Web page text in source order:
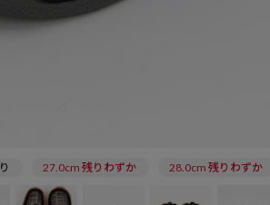
27.0cm 残りわずか 28.0cm 残りわずか